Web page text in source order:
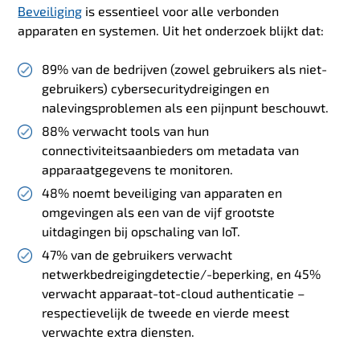
Beveiliging is essentieel voor alle verbonden
apparaten en systemen. Uit het onderzoek blijkt dat:
89% van de bedrijven (zowel gebruikers als niet-
gebruikers) cybersecuritydreigingen en
nalevingsproblemen als een pijnpunt beschouwt.
88% verwacht tools van hun
connectiviteitsaanbieders om metadata van
apparaatgegevens te monitoren.
48% noemt beveiliging van apparaten en
omgevingen als een van de vijf grootste
uitdagingen bij opschaling van IoT.
47% van de gebruikers verwacht
netwerkbedreigingdetectie/-beperking, en 45%
verwacht apparaat-tot-cloud authenticatie –
respectievelijk de tweede en vierde meest
verwachte extra diensten.